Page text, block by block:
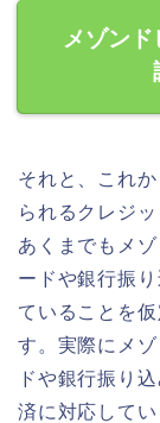
メゾン
それと、これ
られるクレジ
あくまでもメ
ードや銀行振
ていることを
す。実際にメ
ドや銀行振り
済に対応して